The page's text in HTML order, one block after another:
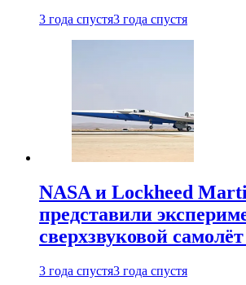
3 года спустя3 года спустя
NASA и Lockheed
представили
сверхзвуковой
3 года спустя3 года спустя